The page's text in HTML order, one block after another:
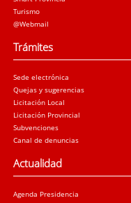
Turismo
@Webmail
Trámites
Sede electrónica
Quejas y sugerencias
Licitación Local
Licitación Provincial
Subvenciones
Canal de denuncias
Actualidad
Agenda Presidencia